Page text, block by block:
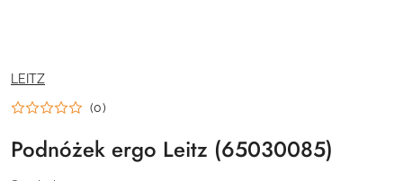
NAZWA
PRODUCENTA:
LEITZ
(0)
Podnóżek ergo Leitz (65030085)